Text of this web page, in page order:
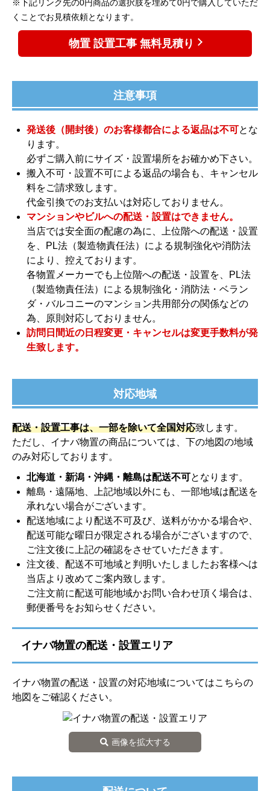
※下記リンク先の0円商品の選択肢を埋めて0円で購入していただ
くことでお見積依頼となります。
物置 設置工事 無料見積り
注意事項
発送後（開封後）のお客様都合による返品は不可とな
ります。
必ずご購入前にサイズ・設置場所をお確かめ下さい。
搬入不可・設置不可による返品の場合も、キャンセル
料をご請求致します。
代金引換でのお支払いは対応しておりません。
マンションやビルへの配送・設置はできません。
当店では安全面の配慮の為に、上位階への配送・設置
を、PL法（製造物責任法）による規制強化や消防法
により、控えております。
各物置メーカーでも上位階への配送・設置を、PL法
（製造物責任法）による規制強化・消防法・ベラン
ダ・バルコニーのマンション共用部分の関係などの
為、原則対応しておりません。
訪問日間近の日程変更・キャンセルは変更手数料が発
生致します。
対応地域
配送・設置工事は、一部を除いて全国対応致します。
ただし、イナバ物置の商品については、下の地図の地域
のみ対応しております。
北海道・新潟・沖縄・離島は配送不可となります。
離島・遠隔地、上記地域以外にも、一部地域は配送を
承れない場合がございます。
配送地域により配送不可及び、送料がかかる場合や、
配送可能な曜日が限定される場合がございますので、
ご注文後に上記の確認をさせていただきます。
注文後、配送不可地域と判明いたしましたお客様へは
当店より改めてご案内致します。
ご注文前に配送可能地域かお問い合わせ頂く場合は、
郵便番号をお知らせください。
イナバ物置の配送・設置エリア
イナバ物置の配送・設置の対応地域についてはこちらの
地図をご確認ください。
画像を拡大する